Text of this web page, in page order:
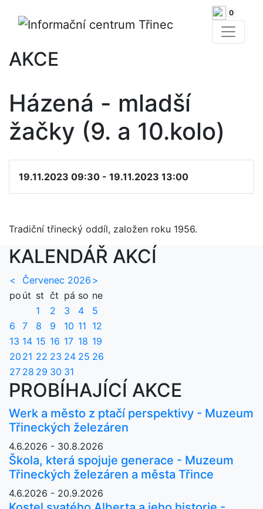
0
AKCE
Házená - mladší
žačky (9. a 10.kolo)
19.11.2023 09:30 - 19.11.2023 13:00
Tradiční třinecký oddíl, založen roku 1956.
KALENDÁŘ AKCÍ
< Červenec 2026 >
po út st čt pá so ne
1
2 3 4
5
6
7 8 9 10 11 12
13 14 15 16 17 18 19
20 21 22 23 24 25 26
27 28 29 30 31
PROBÍHAJÍCÍ AKCE
Werk a město z ptačí perspektivy - Muzeum
Třineckých železáren
4.6.2026 - 30.8.2026
Škola, která spojuje generace - Muzeum
Třineckých železáren a města Třince
4.6.2026 - 20.9.2026